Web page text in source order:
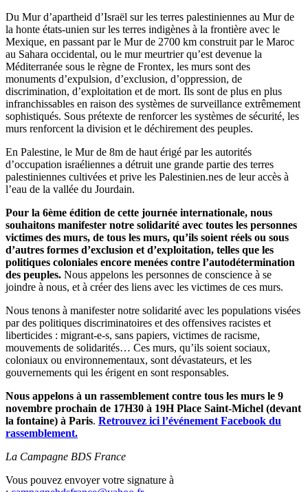
Du Mur d’apartheid d’Israël sur les terres palestiniennes au Mur de
la honte états-unien sur les terres indigènes à la frontière avec le
Mexique, en passant par le Mur de 2700 km construit par le Maroc
au Sahara occidental, ou le mur meurtrier qu’est devenue la
Méditerranée sous le règne de Frontex, les murs sont des
monuments d’expulsion, d’exclusion, d’oppression, de
discrimination, d’exploitation et de mort. Ils sont de plus en plus
infranchissables en raison des systèmes de surveillance extrêmement
sophistiqués. Sous prétexte de renforcer les systèmes de sécurité, les
murs renforcent la division et le déchirement des peuples.
En Palestine, le Mur de 8m de haut érigé par les autorités
d’occupation israéliennes a détruit une grande partie des terres
palestiniennes cultivées et prive les Palestinien.nes de leur accès à
l’eau de la vallée du Jourdain.
Pour la 6ème édition de cette journée internationale, nous
souhaitons manifester notre solidarité avec toutes les personnes
victimes des murs, de tous les murs, qu’ils soient réels ou sous
d’autres formes d’exclusion et d’exploitation, telles que les
politiques coloniales encore menées contre l’autodétermination
des peuples. Nous appelons les personnes de conscience à se
joindre à nous, et à créer des liens avec les victimes de ces murs.
Nous tenons à manifester notre solidarité avec les populations visées
par des politiques discriminatoires et des offensives racistes et
liberticides : migrant-e-s, sans papiers, victimes de racisme,
mouvements de solidarités… Ces murs, qu’ils soient sociaux,
coloniaux ou environnementaux, sont dévastateurs, et les
gouvernements qui les érigent en sont responsables.
Nous appelons à un rassemblement contre tous les murs le 9
novembre prochain de 17H30 à 19H Place Saint-Michel (devant
la fontaine) à Paris. Retrouvez ici l’événement Facebook du
rassemblement.
La Campagne BDS France
Vous pouvez envoyer votre signature à